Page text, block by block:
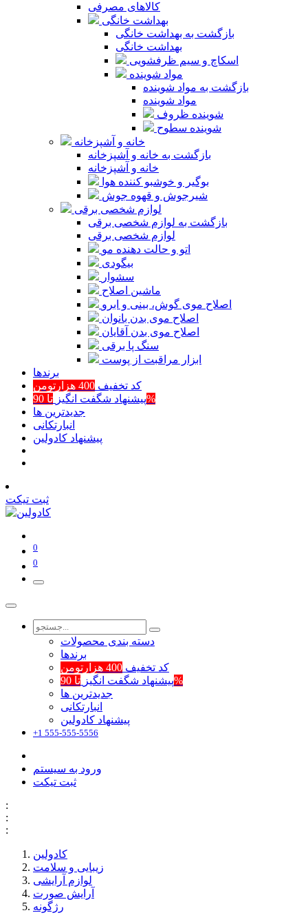
کالاهای مصرفی
بهداشت خانگی
بازگشت به بهداشت خانگی
بهداشت خانگی
اسکاچ و سیم ظرفشویی
مواد شوینده
بازگشت به مواد شوینده
مواد شوینده
شوینده ظروف
شوینده سطوح
خانه و آشپزخانه
بازگشت به خانه و آشپزخانه
خانه و آشپزخانه
بوگیر و خوشبو کننده هوا
شیرجوش و قهوه جوش
لوازم شخصی برقی
بازگشت به لوازم شخصی برقی
لوازم شخصی برقی
اتو و حالت دهنده مو
بیگودی
سشوار
ماشین اصلاح
اصلاح موی گوش، بینی و ابرو
اصلاح موی بدن بانوان
اصلاح موی بدن آقایان
سنگ پا برقی
ابزار مراقبت از پوست
برند‌ها
کد تخفیف 400 هزارتومن
پیشنهاد شگفت انگیزتا 90%
جدیدترین ها
انبارتکانی
پیشنهاد کادولین
ثبت تیکت
0
0
دسته بندی محصولات
برند‌ها
کد تخفیف 400 هزارتومن
پیشنهاد شگفت انگیزتا 90%
جدیدترین ها
انبارتکانی
پیشنهاد کادولین
+1 555-555-5556
ورود به سیستم
ثبت تیکت
:
:
:
کادولین
زیبایی و سلامت
لوازم آرایشی
آرایش صورت
رژگونه